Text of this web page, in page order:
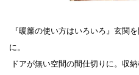
『暖簾の使い方はいろいろ』玄関
に。
ドアが無い空間の間仕切りに。収